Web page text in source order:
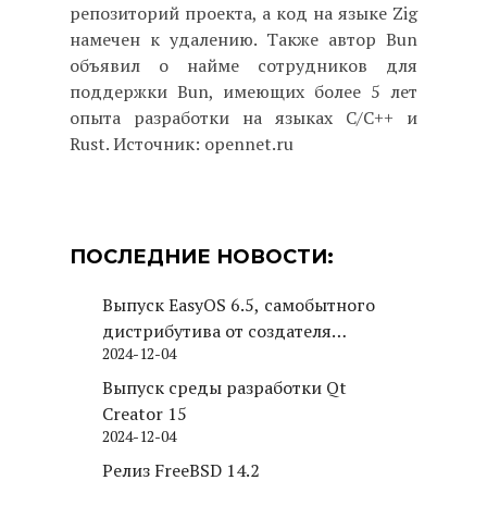
репозиторий проекта, а код на языке Zig
намечен к удалению. Также автор Bun
объявил о найме сотрудников для
поддержки Bun, имеющих более 5 лет
опыта разработки на языках C/C++ и
Rust. Источник: opennet.ru
ПОСЛЕДНИЕ НОВОСТИ:
Выпуск EasyOS 6.5, самобытного
дистрибутива от создателя
Puppy Linux
2024-12-04
Выпуск среды разработки Qt
Creator 15
2024-12-04
Релиз FreeBSD 14.2